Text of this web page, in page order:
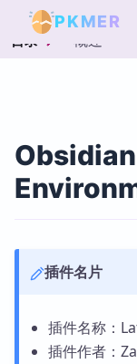
PKMER
目录 概述
插件名片
插件名称：
插件作者：